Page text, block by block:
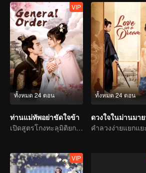
ทั้งหมด 24 ตอน
VIP
ท่านแม่ทัพอย่าขัดใจข้า
เปิดสูตรโกงทะลุมิติยกทีม
ทั้งหมด 24 ตอน
ดวงใจในม่านมา
VIP